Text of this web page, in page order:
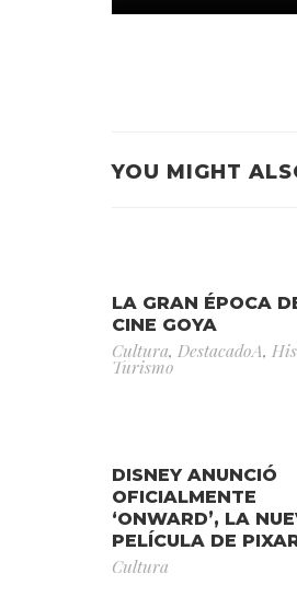
YOU MIGHT
LA GRAN ÉPOCA
CINE GOYA
Cultura, DestacadoA,
Turismo
DISNEY ANUNCIÓ
OFICIALMENTE
‘ONWARD’, LA
PELÍCULA DE
Cultura